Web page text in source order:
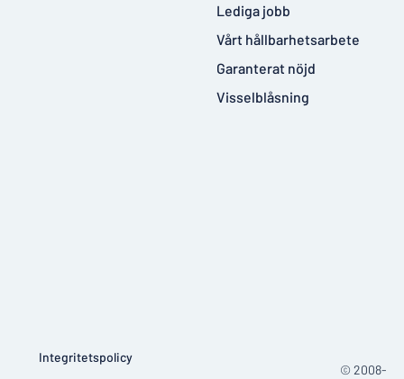
Lediga jobb
Vårt hållbarhetsarbete
Garanterat nöjd
Visselblåsning
Integritetspolicy
© 2008-